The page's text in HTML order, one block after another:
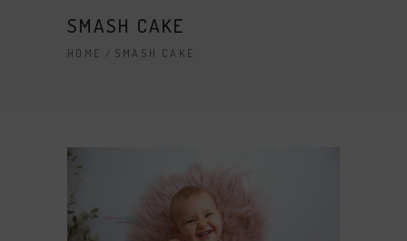
SMASH CAKE
HOME / SMASH CAKE